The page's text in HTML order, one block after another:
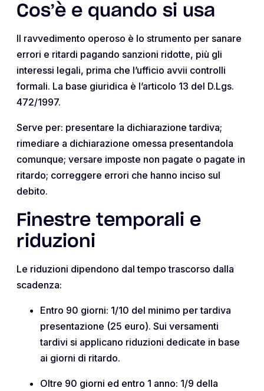
Cos’è e quando si usa
Il ravvedimento operoso è lo strumento per sanare
errori e ritardi pagando sanzioni ridotte, più gli
interessi legali, prima che l’ufficio avvii controlli
formali. La base giuridica è l’articolo 13 del D.Lgs.
472/1997.
Serve per: presentare la dichiarazione tardiva;
rimediare a dichiarazione omessa presentandola
comunque; versare imposte non pagate o pagate in
ritardo; correggere errori che hanno inciso sul
debito.
Finestre temporali e
riduzioni
Le riduzioni dipendono dal tempo trascorso dalla
scadenza:
Entro 90 giorni: 1/10 del minimo per tardiva
presentazione (25 euro). Sui versamenti
tardivi si applicano riduzioni dedicate in base
ai giorni di ritardo.
Oltre 90 giorni ed entro 1 anno: 1/9 della